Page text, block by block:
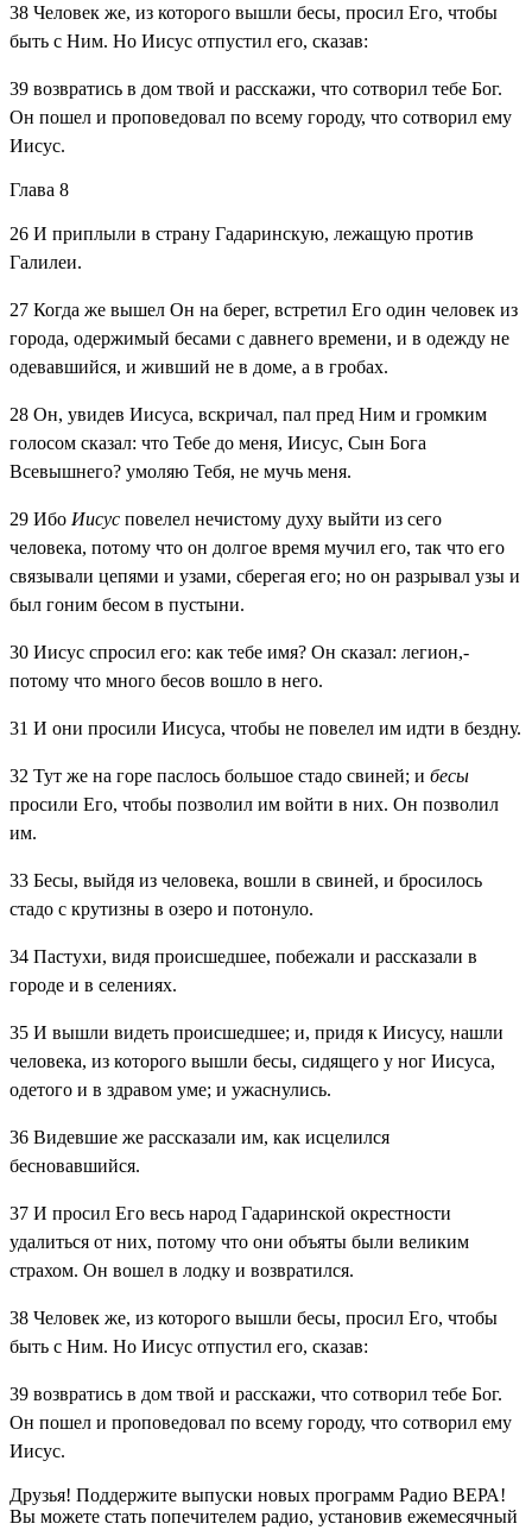
38 Человек же, из которого вышли бесы, просил Его, чтобы
быть с Ним. Но Иисус отпустил его, сказав:
39 возвратись в дом твой и расскажи, что сотворил тебе Бог.
Он пошел и проповедовал по всему городу, что сотворил ему
Иисус.
Глава 8
26 И приплыли в страну Гадаринскую, лежащую против
Галилеи.
27 Когда же вышел Он на берег, встретил Его один человек из
города, одержимый бесами с давнего времени, и в одежду не
одевавшийся, и живший не в доме, а в гробах.
28 Он, увидев Иисуса, вскричал, пал пред Ним и громким
голосом сказал: что Тебе до меня, Иисус, Сын Бога
Всевышнего? умоляю Тебя, не мучь меня.
29 Ибо Иисус повелел нечистому духу выйти из сего
человека, потому что он долгое время мучил его, так что его
связывали цепями и узами, сберегая его; но он разрывал узы и
был гоним бесом в пустыни.
30 Иисус спросил его: как тебе имя? Он сказал: легион,-
потому что много бесов вошло в него.
31 И они просили Иисуса, чтобы не повелел им идти в бездну.
32 Тут же на горе паслось большое стадо свиней; и бесы
просили Его, чтобы позволил им войти в них. Он позволил
им.
33 Бесы, выйдя из человека, вошли в свиней, и бросилось
стадо с крутизны в озеро и потонуло.
34 Пастухи, видя происшедшее, побежали и рассказали в
городе и в селениях.
35 И вышли видеть происшедшее; и, придя к Иисусу, нашли
человека, из которого вышли бесы, сидящего у ног Иисуса,
одетого и в здравом уме; и ужаснулись.
36 Видевшие же рассказали им, как исцелился
бесновавшийся.
37 И просил Его весь народ Гадаринской окрестности
удалиться от них, потому что они объяты были великим
страхом. Он вошел в лодку и возвратился.
38 Человек же, из которого вышли бесы, просил Его, чтобы
быть с Ним. Но Иисус отпустил его, сказав:
39 возвратись в дом твой и расскажи, что сотворил тебе Бог.
Он пошел и проповедовал по всему городу, что сотворил ему
Иисус.
Друзья! Поддержите выпуски новых программ Радио ВЕРА!
Вы можете стать попечителем радио, установив ежемесячный